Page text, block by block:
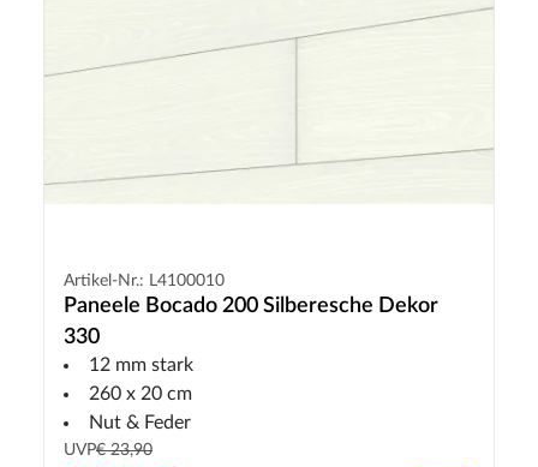
Artikel-Nr.: L4100010
Paneele Bocado 200 Silberesche Dekor
330
12 mm stark
260 x 20 cm
Nut & Feder
UVP€ 23,90